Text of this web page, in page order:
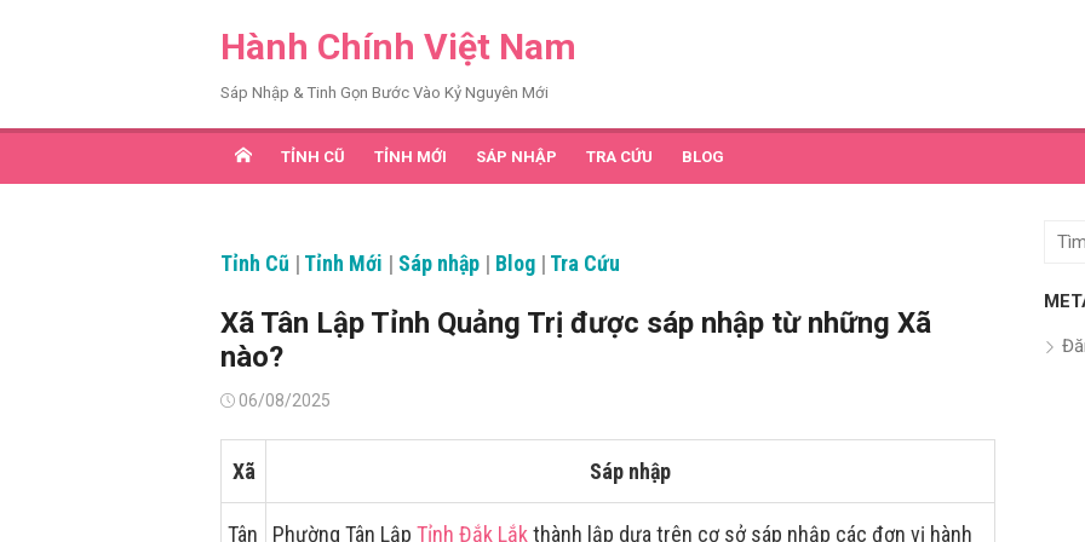
Hành Chính Việt Nam
Sáp Nhập & Tinh Gọn Bước Vào Kỷ Nguyên Mới
TỈNH CŨ TỈNH MỚI SÁP NHẬP TRA CỨU BLOG
Tỉnh Cũ | Tỉnh Mới | Sáp nhập | Blog | Tra Cứu
Xã Tân Lập Tỉnh Quảng Trị được sáp nhập từ những Xã
nào?
Đăng06/08/2025
Xã Sáp nhập
Tân
Phường Tân Lập Tỉnh Đắk Lắk thành lập dựa trên cơ sở sáp nhập các đơn vị hành
Tìm
quả